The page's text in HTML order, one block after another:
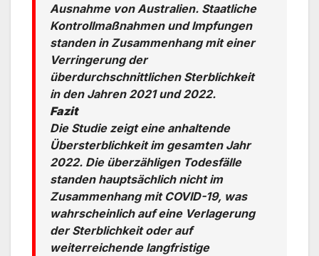
Ausnahme von Australien. Staatliche
Kontrollmaßnahmen und Impfungen
standen in Zusammenhang mit einer
Verringerung der
überdurchschnittlichen Sterblichkeit
in den Jahren 2021 und 2022.
Fazit
Die Studie zeigt eine anhaltende
Übersterblichkeit im gesamten Jahr
2022. Die überzähligen Todesfälle
standen hauptsächlich nicht im
Zusammenhang mit COVID-19, was
wahrscheinlich auf eine Verlagerung
der Sterblichkeit oder auf
weiterreichende langfristige